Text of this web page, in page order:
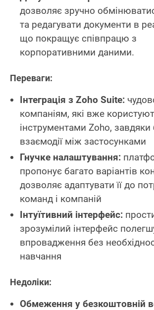
дозволяє зручно
та редагувати документи в
що покращує співпрацю з
корпоративними даними.
Переваги:
Інтеграція з Zoho Suite:
компаніям, які вже
інструментами Zoho, завдяки
взаємодії між застосунками
Гнучке налаштування:
пропонує багато варіантів
дозволяє адаптувати її до
команд і компаній
Інтуїтивний інтерфейс:
зрозумілий інтерфейс
впровадження без
навчання
Недоліки:
Обмеження у безкоштовній